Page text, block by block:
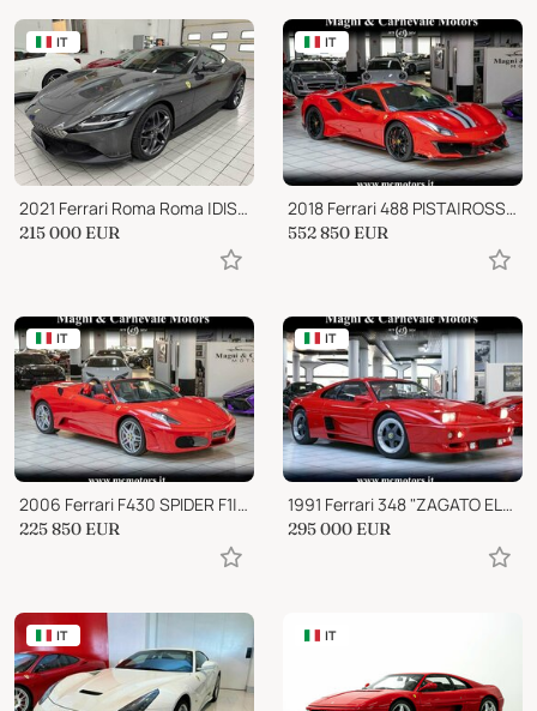
IT
2021 Ferrari Roma Roma |DISPLAY|SURROUND VIEW|LEDS|APPROVED
215 000 EUR
IT
2018 Ferrari 488 PISTA|ROSSO F1 2007 SPECIAL PAINT|FULL CARBON|LIVE
552 850 EUR
IT
2006 Ferrari F430 SPIDER F1|CARBON|SCUDETTI|19"|UFFICIALE ITALIA
225 850 EUR
IT
1991 Ferrari 348 "ZAGATO ELABORAZIONE" | FOR COLLECTORS
295 000 EUR
IT IT